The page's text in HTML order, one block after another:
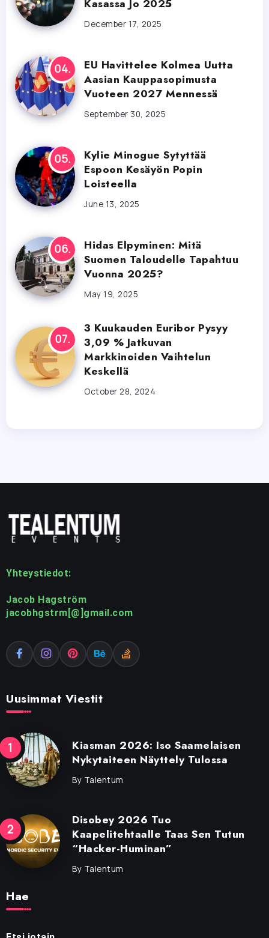
Kasassa Jo 2025
December 17, 2025
EU Havittelee Kolmea Uutta
Aasian Kauppasopimusta
Vuoteen 2027 Mennessä
September 30, 2025
Kylie Minogue Sytyttää
Espoon Kesäyön Popin
Loisteella
June 13, 2025
Hidas Elpyminen: Mitä
Suomen Taloudelle Tapahtuu
Vuonna 2025?
May 19, 2025
3 Kuukauden Euribor Pysyy
3,09 % Jatkuvan
Markkinoiden Vaihtelun
Keskellä
October 28, 2024
Yhteystiedot:
Jacob Hagström
jacobhgstrm[@]gmail.com
Uusimmat Viestit
Kiasman 2026: Iso Saamelaisen
Nykytaiteen Näyttely Tulossa
By Talentum
Disobey 2026 Tuo
Kaapelitehtaalle Taas Sen Tutun
“Hacker-Huminan”
By Talentum
Hae